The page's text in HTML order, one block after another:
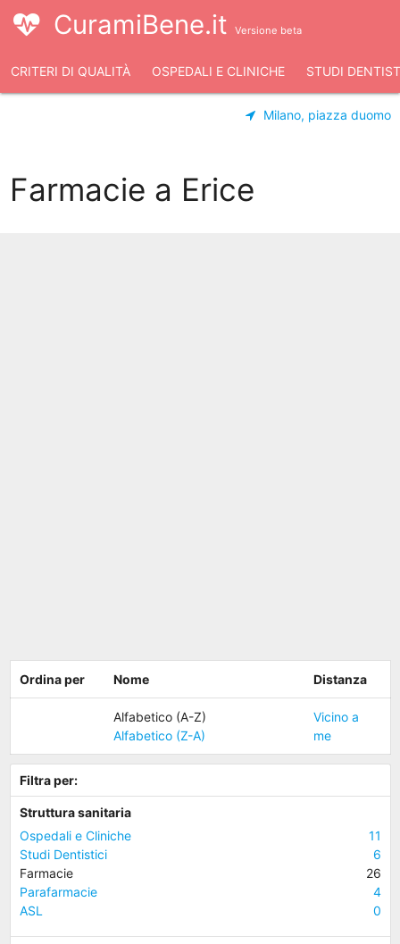
CuramiBene.it Versione beta
CRITERI DI QUALITÀ OSPEDALI E CLINICHE STUDI
Milano, piazza duomo
Farmacie a Erice
Ordina per Nome Distanza
Alfabetico (A-Z)
Alfabetico (Z-A)
Vicino a
me
Filtra per:
Struttura sanitaria
Ospedali e Cliniche
11
Studi Dentistici
6
Farmacie
26
Parafarmacie
4
ASL
0